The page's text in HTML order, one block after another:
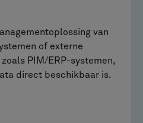
van
of externe
PIM/ERP-systemen,
direct beschikbaar is.